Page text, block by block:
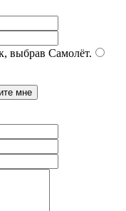
выбрав Самолёт.